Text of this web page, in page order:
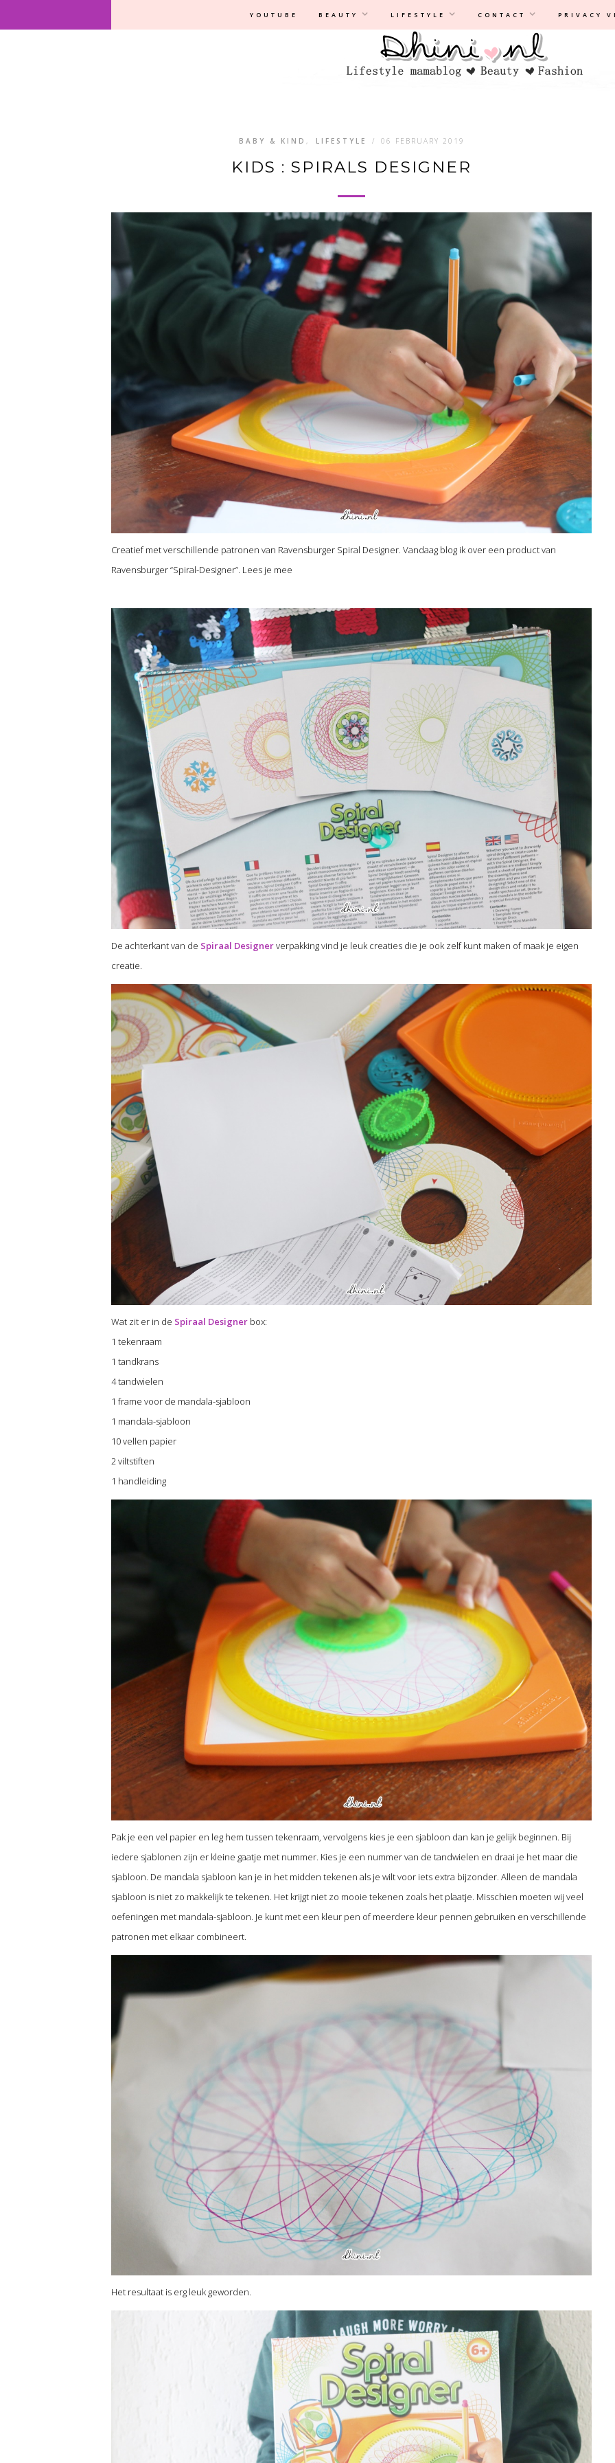
YOUTUBE BEAUTY LIFESTYLE CONTACT PRIVACY
Privacyverklaring |Disclaimer
BABY & KIND , LIFESTYLE / 06 FEBRUARY 2019
KIDS : SPIRALS DESIGNER
Creatief met verschillende patronen van Ravensburger Spiral Designer. Vandaag blog ik over een product van
Ravensburger “Spiral-Designer”. Lees je mee
De achterkant van de Spiraal Designerverpakking vind je leuk creaties die je ook zelf kunt maken of maak je eigen
creatie.
Wat zit er in de Spiraal Designer box:
1 tekenraam
1 tandkrans
4 tandwielen
1 frame voor de mandala-sjabloon
1 mandala-sjabloon
10 vellen papier
2 viltstiften
1 handleiding
Pak je een vel papier en leg hem tussen tekenraam, vervolgens kies je een sjabloon dan kan je gelijk beginnen. Bij
iedere sjablonen zijn er kleine gaatje met nummer. Kies je een nummer van de tandwielen en draai je het maar die
sjabloon. De mandala sjabloon kan je in het midden tekenen als je wilt voor iets extra bijzonder. Alleen de mandala
sjabloon is niet zo makkelijk te tekenen. Het krijgt niet zo mooie tekenen zoals het plaatje. Misschien moeten wij veel
oefeningen met mandala-sjabloon. Je kunt met een kleur pen of meerdere kleur pennen gebruiken en verschillende
patronen met elkaar combineert.
Het resultaat is erg leuk geworden.